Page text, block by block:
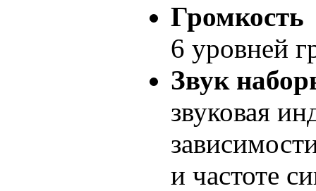
Громкость
6 уровней
Звук
звуковая
и частоте